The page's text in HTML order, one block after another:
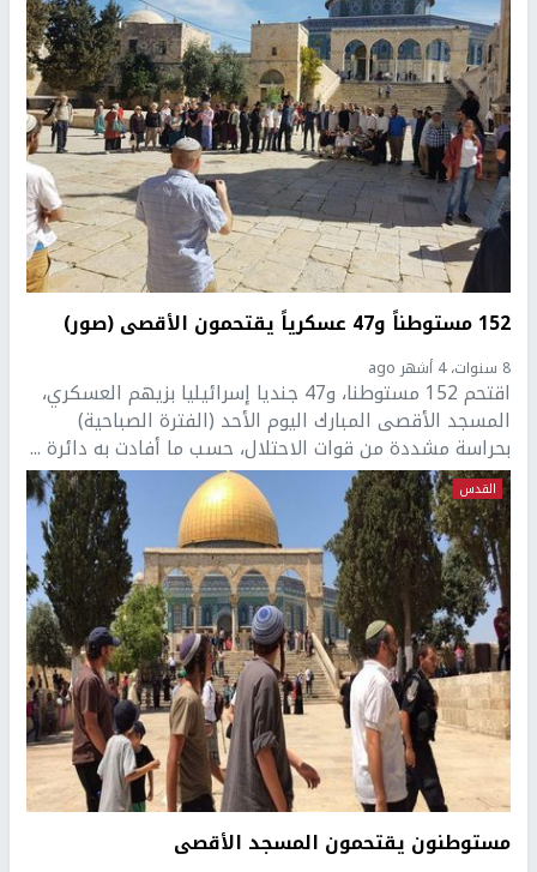
152 مستوطناً و47 عسكرياً يقتحمون الأقصى (صور)
8 سنوات، 4 أشهر ago
اقتحم 152 مستوطنا، و47 جنديا إسرائيليا بزيهم العسكري،
المسجد الأقصى المبارك اليوم الأحد (الفترة الصباحية)
بحراسة مشددة من قوات الاحتلال، حسب ما أفادت به دائرة ...
القدس
مستوطنون يقتحمون المسجد الأقصى